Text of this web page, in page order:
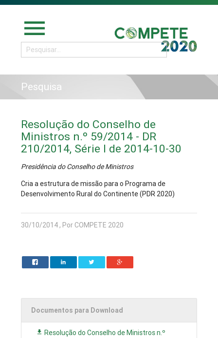
menu
Pesquisa
Resolução do Conselho de
Ministros n.º 59/2014 - DR
210/2014, Série I de 2014-10-30
Presidência do Conselho de Ministros
Cria a estrutura de missão para o Programa de
Desenvolvimento Rural do Continente (PDR 2020)
30/10/2014 , Por COMPETE 2020
Documentos para Download
Resolução do Conselho de Ministros n.º